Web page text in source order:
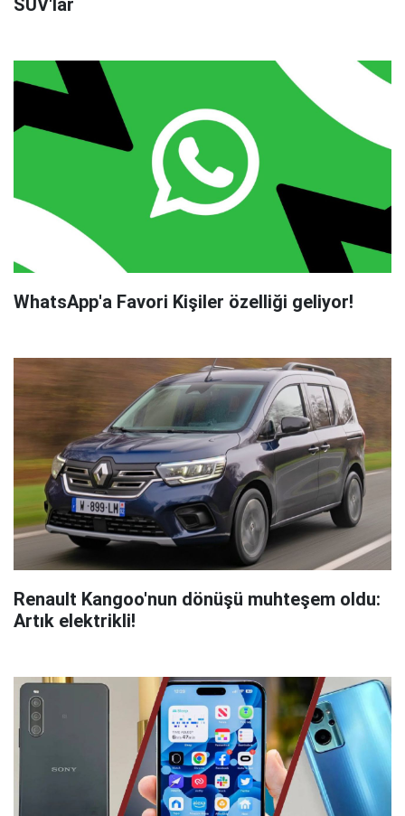
WhatsApp'a Favori Kişiler özelliği geliyor!
Renault Kangoo'nun dönüşü muhteşem oldu:
Artık elektrikli!